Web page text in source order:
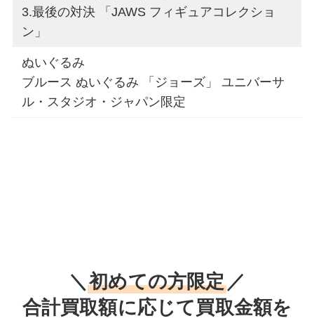
3.最後の対決 「JAWS フィギュアコレクショ
ン」
ぬいぐるみ
ブルース ぬいぐるみ 「ジョーズ」 ユニバーサ
ル・スタジオ・ジャパン限定
＼初めての方限定／
合計買取額に応じて買取金額を